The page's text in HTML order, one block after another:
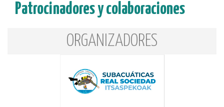
Patrocinadores y colaboraciones
ORGANIZADORES